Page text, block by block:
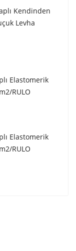
Kendinden
Levha
Elastomerik
RULO
Elastomerik
RULO